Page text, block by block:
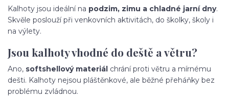
Kalhoty jsou ideální na podzim, zimu a chladné jarní dny.
Skvěle poslouží při venkovních aktivitách, do školky, školy i
na výlety.
Jsou kalhoty vhodné do deště a větru?
Ano, softshellový materiál chrání proti větru a mírnému
dešti. Kalhoty nejsou pláštěnkové, ale běžné přeháňky bez
problému zvládnou.